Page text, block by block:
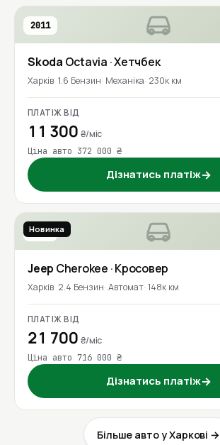
2011
Skoda Octavia · Хетчбек
Харків 1.6 Бензин Механіка 230к км
ПЛАТІЖ ВІД
11 300 ₴/міс
Ціна авто 372 000 ₴
Дізнатись платіж→
2018
Новинка
Jeep Cherokee · Кросовер
Харків 2.4 Бензин Автомат 148к км
ПЛАТІЖ ВІД
21 700 ₴/міс
Ціна авто 716 000 ₴
Дізнатись платіж→
Більше авто у Харкові →